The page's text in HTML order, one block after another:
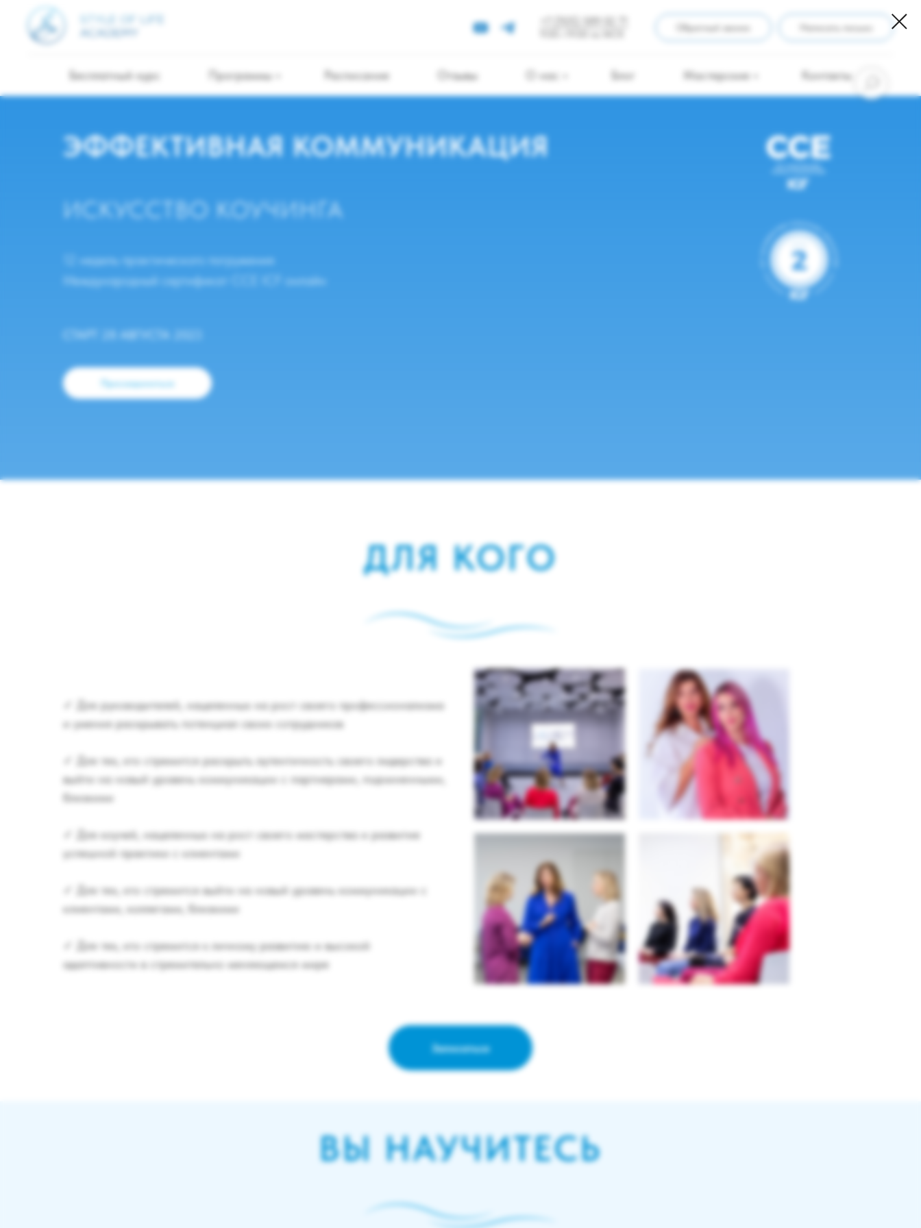
+7 (925) 589 02 71 Обратный звонок Написать письмо
Бесплатный курс Программы Расписание Отзывы О нас Блог Мастерские Контакты
12 недель практического погружения
Международный сертификат CCE ICF онлайн
Присоединиться
СТАРТ 28 АВГУСТА 2023
ЭФФЕКТИВНАЯ КОММУНИКАЦИЯ
ИСКУССТВО КОУЧИНГА
ДЛЯ КОГО
✓ Для руководителей, нацеленных на рост своего профессионализма
и умения раскрывать потенциал своих сотрудников
✓ Для тех, кто стремится раскрыть аутентичность своего лидерства и
выйти на новый уровень коммуникации с партнерами, подчиненными,
близкими
✓ Для коучей, нацеленных на рост своего мастерства и развитие
успешной практики с клиентами
✓ Для тех, кто стремится выйти на новый уровень коммуникации с
клиентами, коллегами, близкими
✓ Для тех, кто стремится к личному развитию и высокой
адаптивности в стремительно меняющемся мире
Записаться
ВЫ НАУЧИТЕСЬ